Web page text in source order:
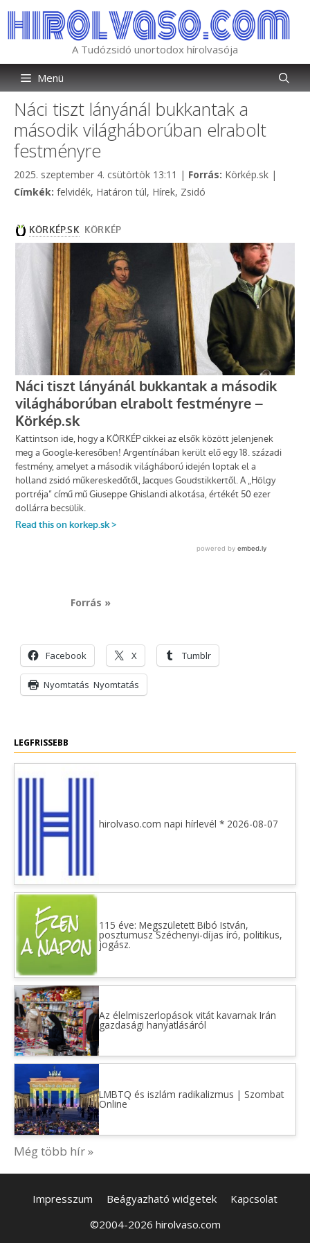
tartalomba
A Tudózsidó unortodox hírolvasója
Menü
Náci tiszt lányánál bukkantak a
második világháborúban elrabolt
festményre
2025. szeptember 4. csütörtök 13:11 | Forrás: Kategória
Körkép.sk |
Címkék: Címkék
felvidék, Határon túl, Hírek, Zsidó
Forrás »
Facebook X Tumblr
Nyomtatás Nyomtatás
LEGFRISSEBB
hirolvaso.com napi hírlevél * 2026-08-07
115 éve: Megszületett Bibó István,
posztumusz Széchenyi-díjas író, politikus,
jogász.
Az élelmiszerlopások vitát kavarnak Irán
gazdasági hanyatlásáról
LMBTQ és iszlám radikalizmus | Szombat
Online
Még több hír »
Impresszum Beágyazható widgetek
Kapcsolat
©2004-2026 hirolvaso.com